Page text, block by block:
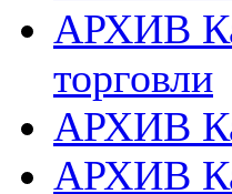
АРХИВ
торговли
АРХИВ
АРХИВ